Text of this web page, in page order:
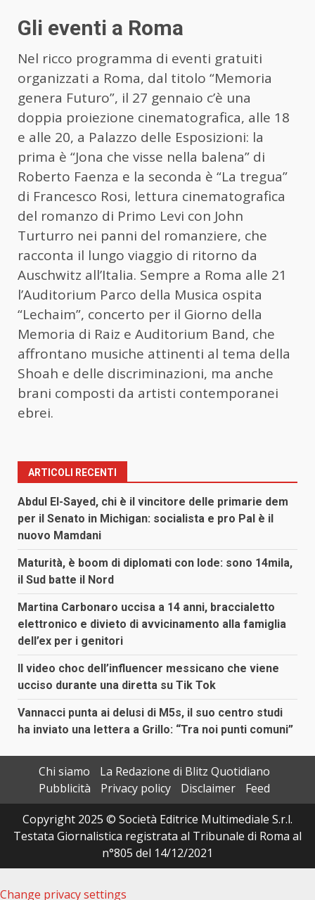
Gli eventi a Roma
Nel ricco programma di eventi gratuiti
organizzati a Roma, dal titolo “Memoria
genera Futuro”, il 27 gennaio c’è una
doppia proiezione cinematografica, alle 18
e alle 20, a Palazzo delle Esposizioni: la
prima è “Jona che visse nella balena” di
Roberto Faenza e la seconda è “La tregua”
di Francesco Rosi, lettura cinematografica
del romanzo di Primo Levi con John
Turturro nei panni del romanziere, che
racconta il lungo viaggio di ritorno da
Auschwitz all’Italia. Sempre a Roma alle 21
l’Auditorium Parco della Musica ospita
“Lechaim”, concerto per il Giorno della
Memoria di Raiz e Auditorium Band, che
affrontano musiche attinenti al tema della
Shoah e delle discriminazioni, ma anche
brani composti da artisti contemporanei
ebrei.
ARTICOLI RECENTI
Abdul El-Sayed, chi è il vincitore delle primarie dem
per il Senato in Michigan: socialista e pro Pal è il
nuovo Mamdani
Maturità, è boom di diplomati con lode: sono 14mila,
il Sud batte il Nord
Martina Carbonaro uccisa a 14 anni, braccialetto
elettronico e divieto di avvicinamento alla famiglia
dell’ex per i genitori
Il video choc dell’influencer messicano che viene
ucciso durante una diretta su Tik Tok
Vannacci punta ai delusi di M5s, il suo centro studi
ha inviato una lettera a Grillo: “Tra noi punti comuni”
Chi siamo
La Redazione di Blitz Quotidiano
Pubblicità
Privacy policy Disclaimer
Feed
Copyright 2025 © Società Editrice Multimediale S.r.l.
Testata Giornalistica registrata al Tribunale di Roma al
n°805 del 14/12/2021
Change privacy settings